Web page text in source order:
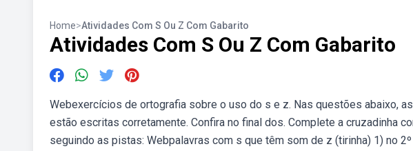
Home>Atividades Com S Ou Z Com Gabarito
Atividades Com S Ou Z Com Gabarito
Webexercícios de ortografia sobre o uso do s e z. Nas questões abaixo,
estão escritas corretamente. Confira no final dos. Complete a cruzadinha
seguindo as pistas: Webpalavras com s que têm som de z (tirinha) 1) no